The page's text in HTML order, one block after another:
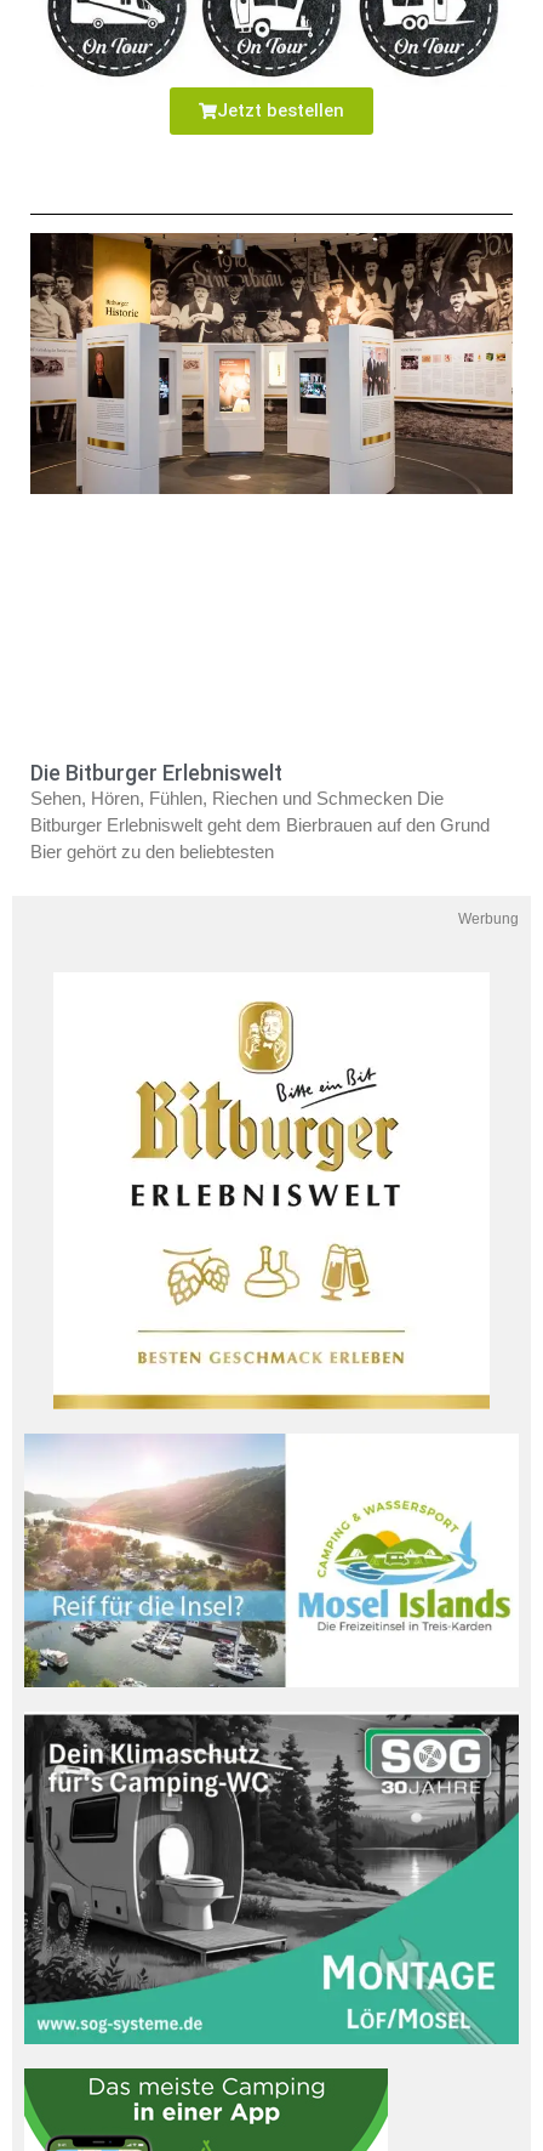
Jetzt bestellen
Die Bitburger Erlebniswelt
Sehen, Hören, Fühlen, Riechen und Schmecken Die
Bitburger Erlebniswelt geht dem Bierbrauen auf den Grund
Bier gehört zu den beliebtesten
Werbung